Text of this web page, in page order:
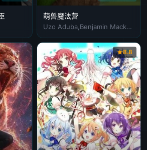
萌兽魔法营
Uzo Aduba,Benjamin Mackey,Mason Blomberg
8.8